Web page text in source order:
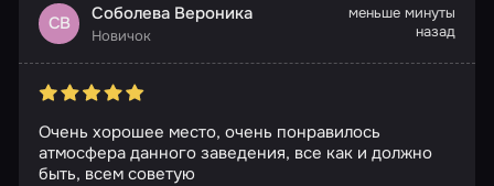
СВ Соболева Вероника
Новичок
меньше минуты
назад
Очень хорошее место, очень понравилось
атмосфера данного заведения, все как и должно
быть, всем советую